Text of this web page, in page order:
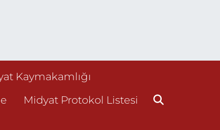
Kaymakamlığı
Midyat Protokol Listesi